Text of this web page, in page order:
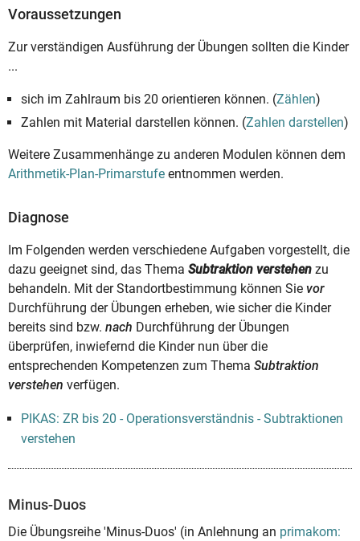
Voraussetzungen
Zur verständigen Ausführung der Übungen sollten die Kinder
...
sich im Zahlraum bis 20 orientieren können. (Zählen)
Zahlen mit Material darstellen können. (Zahlen darstellen)
Weitere Zusammenhänge zu anderen Modulen können dem
Arithmetik-Plan-Primarstufe entnommen werden.
Diagnose
Im Folgenden werden verschiedene Aufgaben vorgestellt, die
dazu geeignet sind, das Thema Subtraktion verstehen zu
behandeln. Mit der Standortbestimmung können Sie vor
Durchführung der Übungen erheben, wie sicher die Kinder
bereits sind bzw. nach Durchführung der Übungen
überprüfen, inwiefernd die Kinder nun über die
entsprechenden Kompetenzen zum Thema Subtraktion
verstehen verfügen.
PIKAS: ZR bis 20 - Operationsverständnis - Subtraktionen
verstehen
Minus-Duos
Die Übungsreihe 'Minus-Duos' (in Anlehnung an primakom: